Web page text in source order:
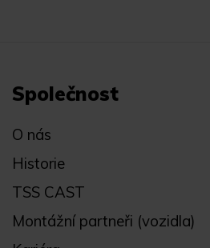
Společnost
O nás
Historie
TSS CAST
Montážní partneři (vozidla)